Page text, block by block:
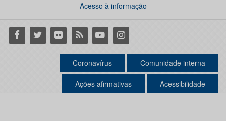
Acesso à informação
Facebook
Twitter Flickr RSS YoutubeInstagram
Coronavírus Comunidade interna
Ações afirmativas Acessibilidade